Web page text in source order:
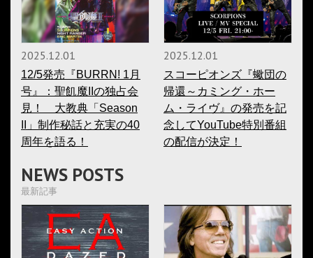
2025.12.01
12/5発売『BURRN! 1月
号』：聖飢魔IIの独占会
見！ 大教典「Season
II」制作秘話と充実の40
周年を語る！
2025.12.01
スコーピオンズ『蠍団の
帰還～カミング・ホー
ム・ライヴ』の発売を記
念してYouTube特別番組
の配信が決定！
NEWS POSTS
最新記事